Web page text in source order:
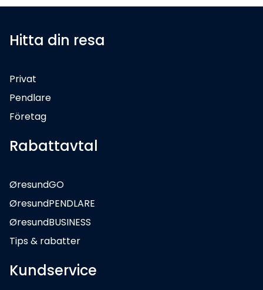
Hitta din resa
Privat
Pendlare
Företag
Rabattavtal
ØresundGO
ØresundPENDLARE
ØresundBUSINESS
Tips & rabatter
Kundservice